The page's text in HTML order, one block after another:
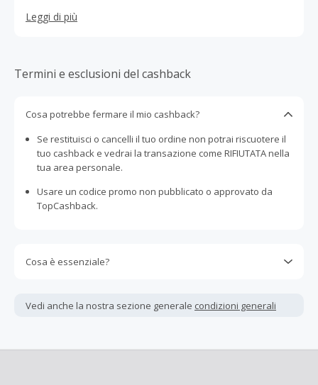
TravelUp offre un'ampia gamma di destinazioni globali e
completa. L’azienda collabora con grandi partner come
Amadeus, Lufthansa, e altri per offrire servizi sia per
Leggi di più
Termini e esclusioni del cashback
Cosa potrebbe fermare il mio cashback?
Se restituisci o cancelli il tuo ordine non potrai riscuotere il
tuo cashback e vedrai la transazione come RIFIUTATA nella
tua area personale.
Usare un codice promo non pubblicato o approvato da
TopCashback.
Cosa è essenziale?
interamente online.
dall'acquisto. Pertanto, se noti che il tuo cashback è
Vedi anche la nostra sezione generale condizioni generali